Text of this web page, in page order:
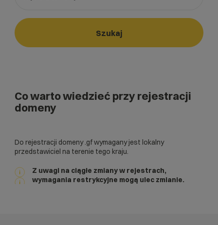
Wybierz gotową listę. Użyj spacji, aby otworzyć.
Naciśnij spację, aby otworzyć listę, klawisze strzałek, aby
Szukaj
Co warto wiedzieć przy rejestracji
domeny
Do rejestracji domeny .gf wymagany jest lokalny
przedstawiciel na terenie tego kraju.
Z uwagi na ciągłe zmiany w rejestrach,
wymagania restrykcyjne mogą ulec zmianie.